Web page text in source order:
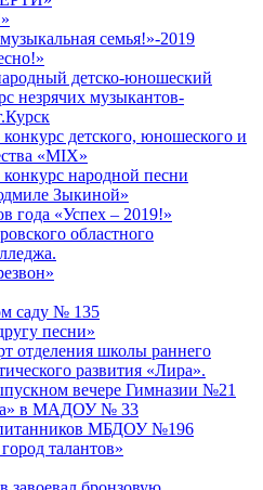
семья!»-2019
детско-юношеский
незрячих музыкантов-
детского, юношеского и
«MIX»
народной песни
Зыкиной»
года «Успех – 2019!»
областного
саду № 135
песни»
отделения школы раннего
развития «Лира».
вечере Гимназии №21
в МАДОУ № 33
МБДОУ №196
талантов»